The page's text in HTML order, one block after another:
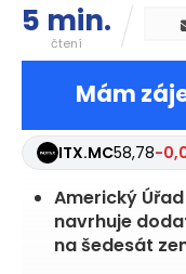
5 min.
čtení
Mám
ITX.MC58,78-
Americký
navrhuje
na šedesát